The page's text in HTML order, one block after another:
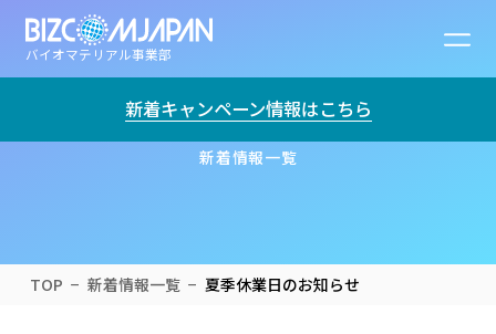
バイオマテリアル事業部
新着キャンペーン情報はこちら
NEWS
新着情報一覧
TOP 新着情報一覧 夏季休業日のお知らせ